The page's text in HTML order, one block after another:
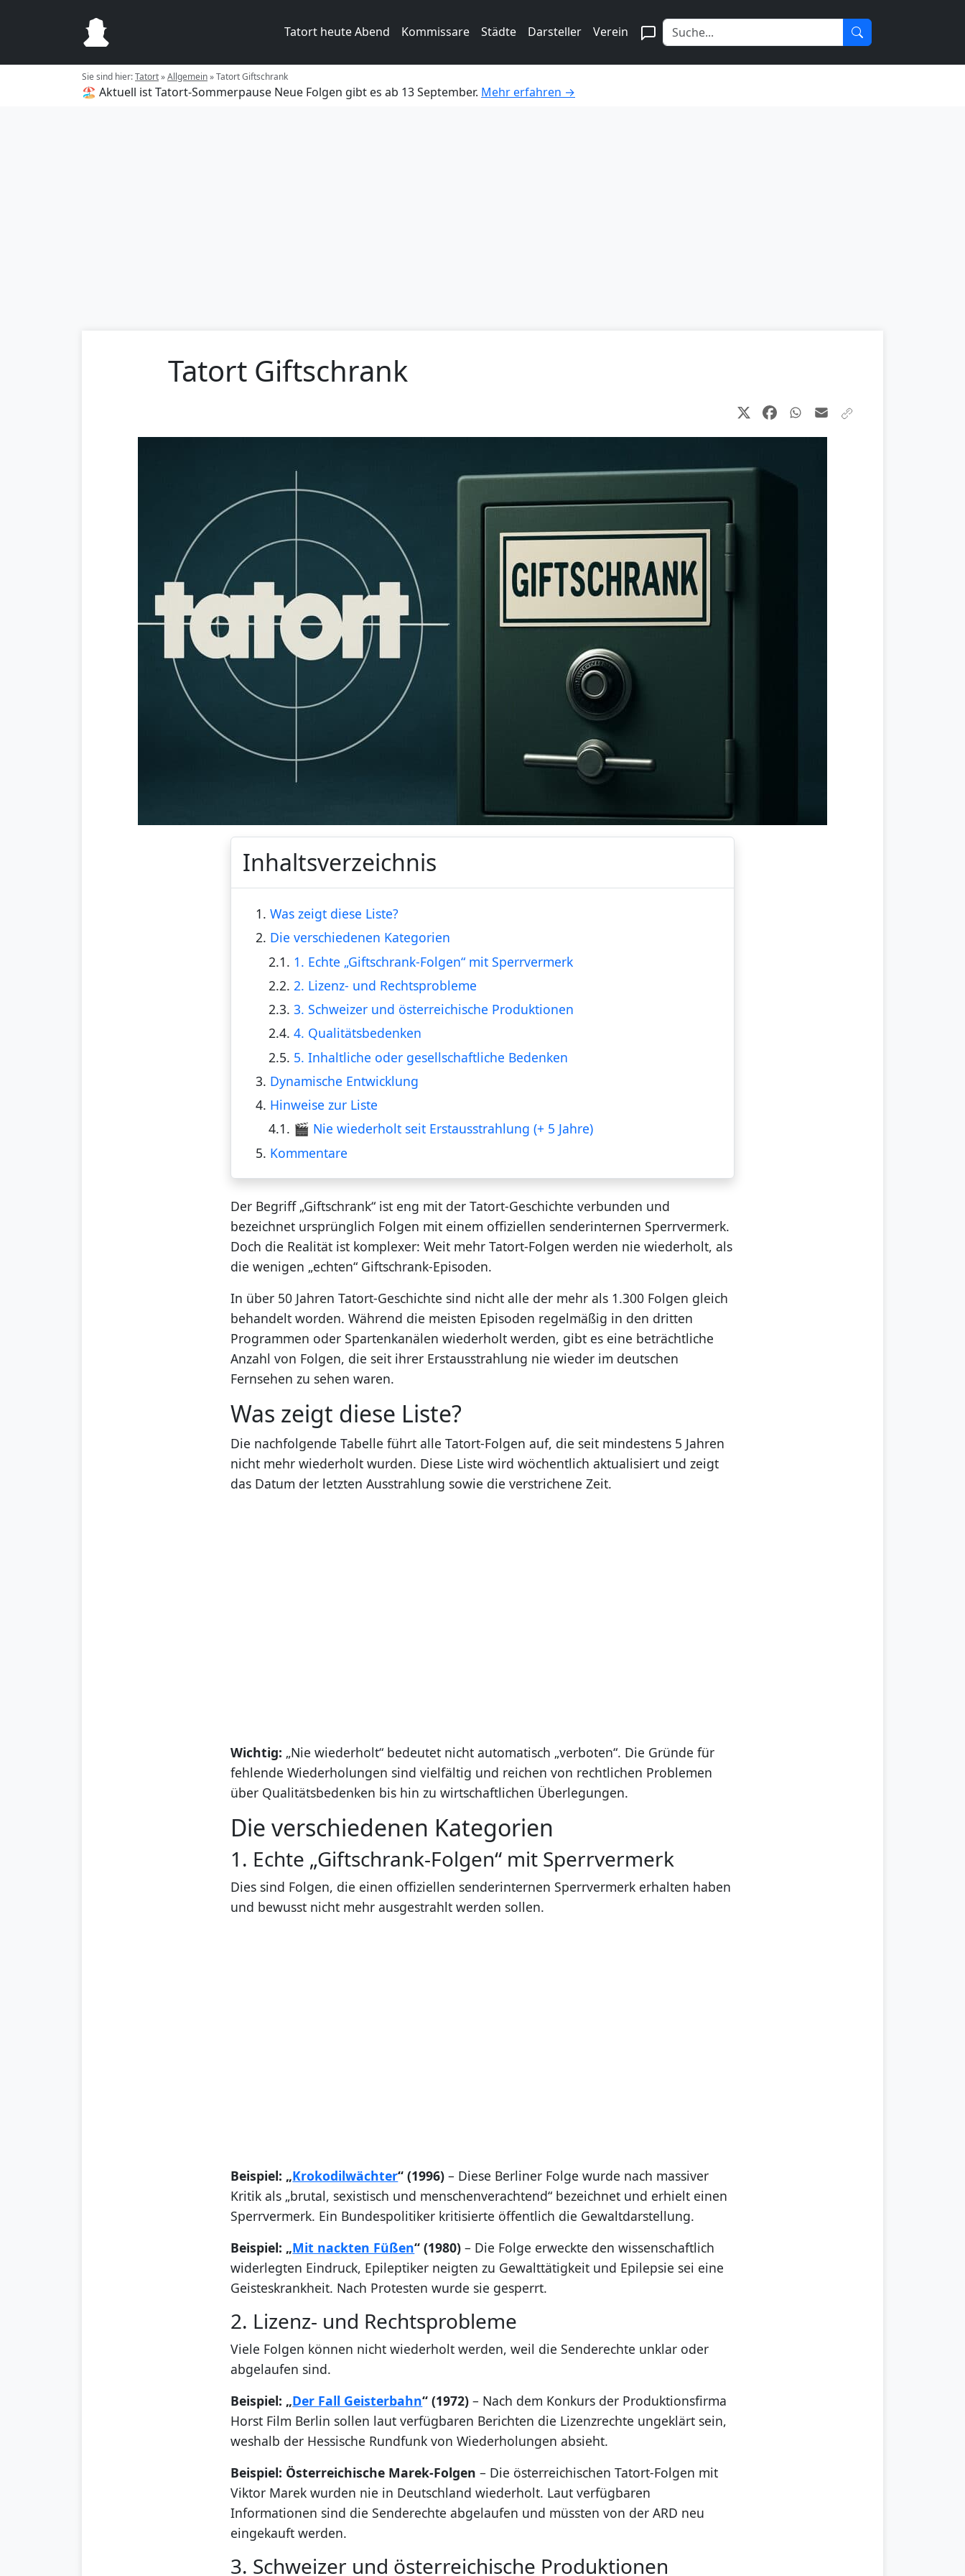
Tatort heute Abend Kommissare Städte Darsteller Verein
Sie sind hier:Tatort»Allgemein»Tatort Giftschrank
🏖️ Aktuell ist Tatort-Sommerpause Neue Folgen gibt es ab 13 September. Mehr erfahren →
Tatort Giftschrank
Inhaltsverzeichnis
1. Was zeigt diese Liste?
2. Die verschiedenen Kategorien
2.1. 1. Echte „Giftschrank-Folgen“ mit Sperrvermerk
2.2. 2. Lizenz- und Rechtsprobleme
2.3. 3. Schweizer und österreichische Produktionen
2.4. 4. Qualitätsbedenken
2.5. 5. Inhaltliche oder gesellschaftliche Bedenken
3. Dynamische Entwicklung
4. Hinweise zur Liste
4.1. 🎬 Nie wiederholt seit Erstausstrahlung (+ 5 Jahre)
5. Kommentare
Der Begriff „Giftschrank“ ist eng mit der Tatort-Geschichte verbunden und
bezeichnet ursprünglich Folgen mit einem offiziellen senderinternen Sperrvermerk.
Doch die Realität ist komplexer: Weit mehr Tatort-Folgen werden nie wiederholt, als
die wenigen „echten“ Giftschrank-Episoden.
In über 50 Jahren Tatort-Geschichte sind nicht alle der mehr als 1.300 Folgen gleich
behandelt worden. Während die meisten Episoden regelmäßig in den dritten
Programmen oder Spartenkanälen wiederholt werden, gibt es eine beträchtliche
Anzahl von Folgen, die seit ihrer Erstausstrahlung nie wieder im deutschen
Fernsehen zu sehen waren.
Was zeigt diese Liste?
Die nachfolgende Tabelle führt alle Tatort-Folgen auf, die seit mindestens 5 Jahren
nicht mehr wiederholt wurden. Diese Liste wird wöchentlich aktualisiert und zeigt
das Datum der letzten Ausstrahlung sowie die verstrichene Zeit.
Wichtig: „Nie wiederholt“ bedeutet nicht automatisch „verboten“. Die Gründe für
fehlende Wiederholungen sind vielfältig und reichen von rechtlichen Problemen
über Qualitätsbedenken bis hin zu wirtschaftlichen Überlegungen.
Die verschiedenen Kategorien
1. Echte „Giftschrank-Folgen“ mit Sperrvermerk
Dies sind Folgen, die einen offiziellen senderinternen Sperrvermerk erhalten haben
und bewusst nicht mehr ausgestrahlt werden sollen.
Beispiel: „Krokodilwächter“ (1996) – Diese Berliner Folge wurde nach massiver
Kritik als „brutal, sexistisch und menschenverachtend“ bezeichnet und erhielt einen
Sperrvermerk. Ein Bundespolitiker kritisierte öffentlich die Gewaltdarstellung.
Beispiel: „Mit nackten Füßen“ (1980) – Die Folge erweckte den wissenschaftlich
widerlegten Eindruck, Epileptiker neigten zu Gewalttätigkeit und Epilepsie sei eine
Geisteskrankheit. Nach Protesten wurde sie gesperrt.
2. Lizenz- und Rechtsprobleme
Viele Folgen können nicht wiederholt werden, weil die Senderechte unklar oder
abgelaufen sind.
Beispiel: „Der Fall Geisterbahn“ (1972) – Nach dem Konkurs der Produktionsfirma
Horst Film Berlin sollen laut verfügbaren Berichten die Lizenzrechte ungeklärt sein,
weshalb der Hessische Rundfunk von Wiederholungen absieht.
Beispiel: Österreichische Marek-Folgen – Die österreichischen Tatort-Folgen mit
Viktor Marek wurden nie in Deutschland wiederholt. Laut verfügbaren
Informationen sind die Senderechte abgelaufen und müssten von der ARD neu
eingekauft werden.
3. Schweizer und österreichische Produktionen